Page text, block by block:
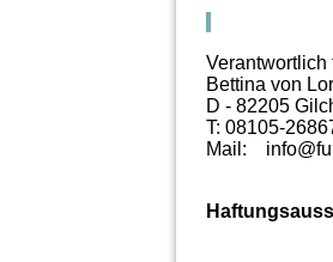
Verantwortlich
Bettina von
D - 82205
T: 08105-
Mail: